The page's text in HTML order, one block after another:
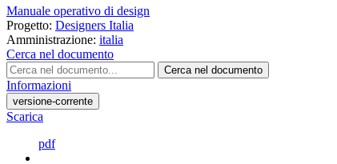
Manuale operativo di design
Progetto: Designers Italia
Amministrazione: italia
Cerca nel documento
Cerca nel documento
Informazioni
versione-corrente
Scarica
pdf